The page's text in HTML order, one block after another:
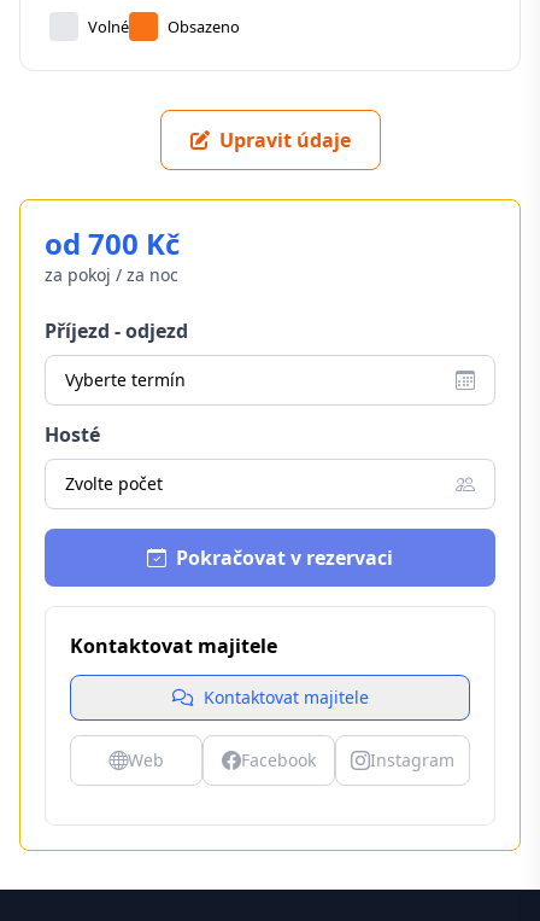
Volné Obsazeno
Upravit údaje
od 700 Kč
za pokoj / za noc
Příjezd - odjezd
Vyberte termín
Hosté
Zvolte počet
Pokračovat v rezervaci
Kontaktovat majitele
Kontaktovat majitele
Web Facebook Instagram